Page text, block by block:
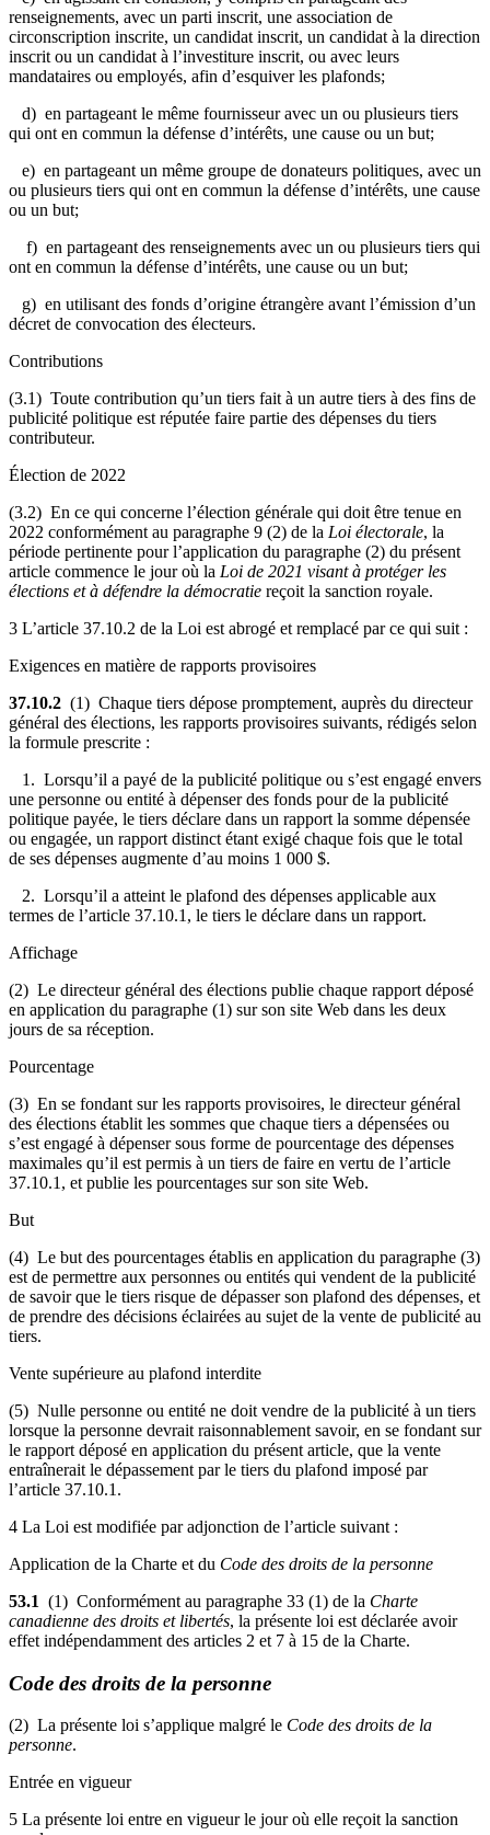
renseignements, avec un parti inscrit, une association de
circonscription inscrite, un candidat inscrit, un candidat à la direction
inscrit ou un candidat à l’investiture inscrit, ou avec leurs
mandataires ou employés, afin d’esquiver les plafonds;
d) en partageant le même fournisseur avec un ou plusieurs tiers
qui ont en commun la défense d’intérêts, une cause ou un but;
e) en partageant un même groupe de donateurs politiques, avec un
ou plusieurs tiers qui ont en commun la défense d’intérêts, une cause
ou un but;
f) en partageant des renseignements avec un ou plusieurs tiers qui
ont en commun la défense d’intérêts, une cause ou un but;
g) en utilisant des fonds d’origine étrangère avant l’émission d’un
décret de convocation des électeurs.
Contributions
(3.1) Toute contribution qu’un tiers fait à un autre tiers à des fins de
publicité politique est réputée faire partie des dépenses du tiers
contributeur.
Élection de 2022
(3.2) En ce qui concerne l’élection générale qui doit être tenue en
2022 conformément au paragraphe 9 (2) de la Loi électorale, la
période pertinente pour l’application du paragraphe (2) du présent
article commence le jour où la Loi de 2021 visant à protéger les
élections et à défendre la démocratie reçoit la sanction royale.
3 L’article 37.10.2 de la Loi est abrogé et remplacé par ce qui suit :
Exigences en matière de rapports provisoires
37.10.2 (1) Chaque tiers dépose promptement, auprès du directeur
général des élections, les rapports provisoires suivants, rédigés selon
la formule prescrite :
1. Lorsqu’il a payé de la publicité politique ou s’est engagé envers
une personne ou entité à dépenser des fonds pour de la publicité
politique payée, le tiers déclare dans un rapport la somme dépensée
ou engagée, un rapport distinct étant exigé chaque fois que le total
de ses dépenses augmente d’au moins 1 000 $.
2. Lorsqu’il a atteint le plafond des dépenses applicable aux
termes de l’article 37.10.1, le tiers le déclare dans un rapport.
Affichage
(2) Le directeur général des élections publie chaque rapport déposé
en application du paragraphe (1) sur son site Web dans les deux
jours de sa réception.
Pourcentage
(3) En se fondant sur les rapports provisoires, le directeur général
des élections établit les sommes que chaque tiers a dépensées ou
s’est engagé à dépenser sous forme de pourcentage des dépenses
maximales qu’il est permis à un tiers de faire en vertu de l’article
37.10.1, et publie les pourcentages sur son site Web.
But
(4) Le but des pourcentages établis en application du paragraphe (3)
est de permettre aux personnes ou entités qui vendent de la publicité
de savoir que le tiers risque de dépasser son plafond des dépenses, et
de prendre des décisions éclairées au sujet de la vente de publicité au
tiers.
Vente supérieure au plafond interdite
(5) Nulle personne ou entité ne doit vendre de la publicité à un tiers
lorsque la personne devrait raisonnablement savoir, en se fondant sur
le rapport déposé en application du présent article, que la vente
entraînerait le dépassement par le tiers du plafond imposé par
l’article 37.10.1.
4 La Loi est modifiée par adjonction de l’article suivant :
Application de la Charte et du Code des droits de la personne
53.1 (1) Conformément au paragraphe 33 (1) de la Charte
canadienne des droits et libertés, la présente loi est déclarée avoir
effet indépendamment des articles 2 et 7 à 15 de la Charte.
Code des droits de la personne
(2) La présente loi s’applique malgré le Code des droits de la
personne.
Entrée en vigueur
5 La présente loi entre en vigueur le jour où elle reçoit la sanction